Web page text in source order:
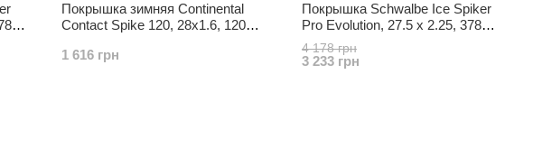
Покрышка зимняя Continental
Contact Spike 120, 28x1.6, 120
1 616 грн
Покрышка Schwalbe Ice Spiker
Pro Evolution, 27.5 x 2.25, 378
шипа, folding
4 178 грн
3 233 грн